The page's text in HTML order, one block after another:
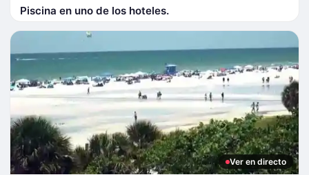
Piscina en uno de los hoteles.
Ver en directo